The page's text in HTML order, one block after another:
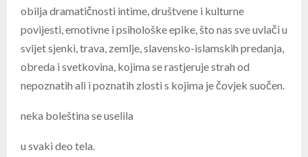
obilja dramatičnosti intime, društvene i kulturne
povijesti, emotivne i psihološke epike, što nas sve uvlači u
svijet sjenki, trava, zemlje, slavensko-islamskih predanja,
obreda i svetkovina, kojima se rastjeruje strah od
nepoznatih ali i poznatih zlosti s kojima je čovjek suočen.
neka boleština se uselila
u svaki deo tela.